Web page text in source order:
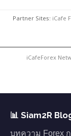
Partner Sites: iCafe
iCafeForex
📊 Siam2R
บทความ Forex